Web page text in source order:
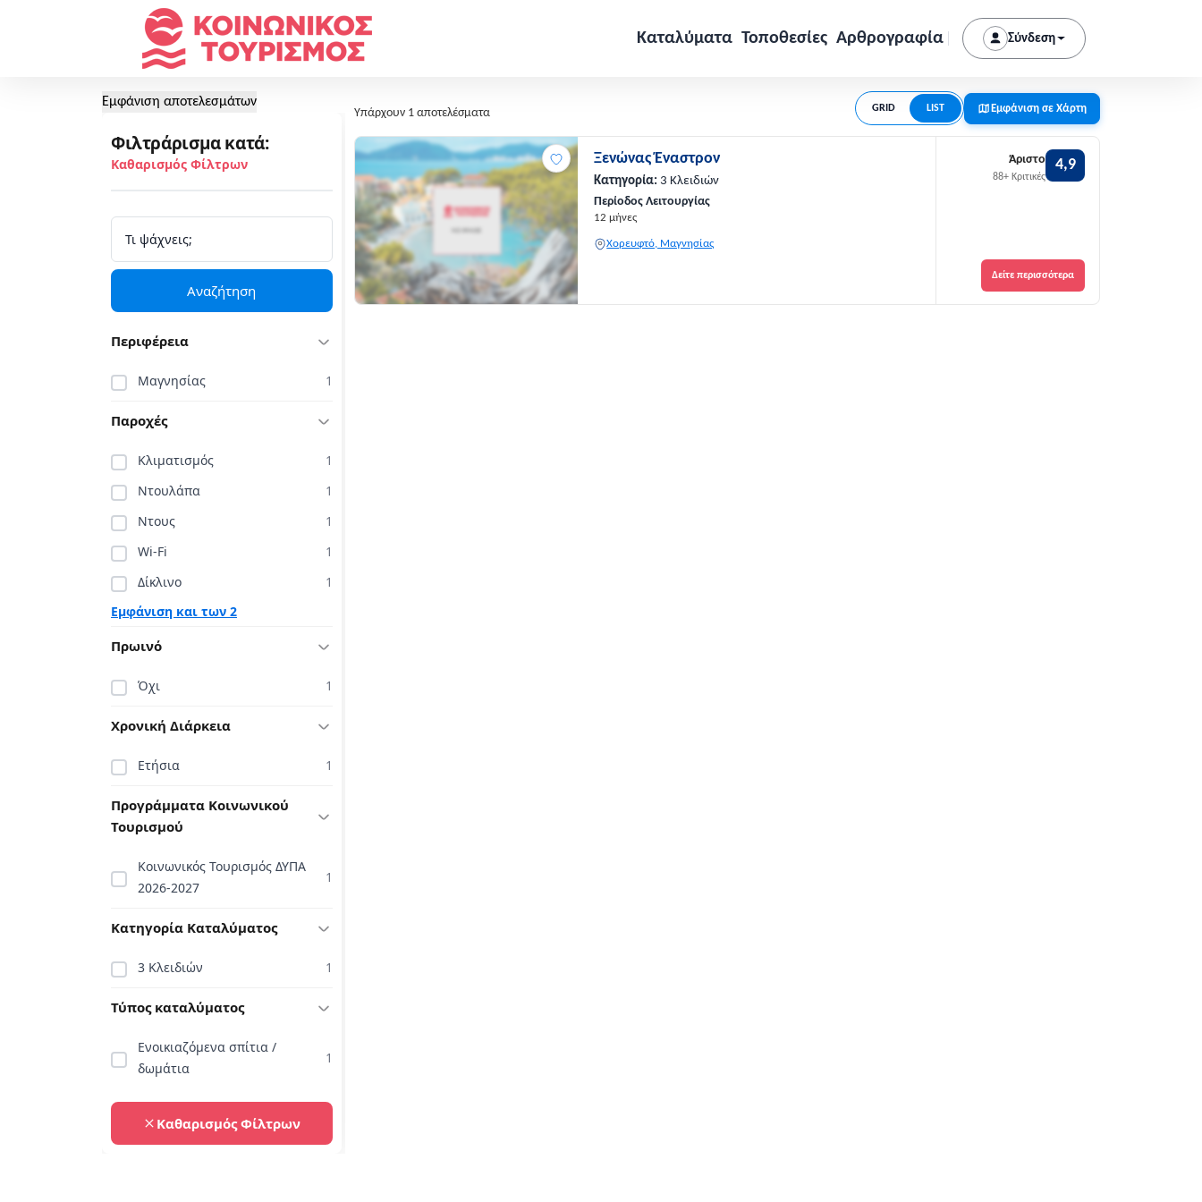
Καταλύματα Τοποθεσίες Αρθρογραφία Σύνδεση
Εμφάνιση αποτελεσμάτων
Φιλτράρισμα κατά:
Καθαρισμός Φίλτρων
Αναζήτηση
Περιφέρεια
Μαγνησίας 1
Παροχές
Κλιματισμός
1
Ντουλάπα
1
Ντους
1
Wi-Fi
1
Δίκλινο
1
Εμφάνιση και των 2
Πρωινό
Όχι 1
Χρονική Διάρκεια
Ετήσια 1
Προγράμματα Κοινωνικού
Τουρισμού
Κοινωνικός Τουρισμός ΔΥΠΑ
2026-2027
1
Κατηγορία Καταλύματος
3 Κλειδιών 1
Τύπος καταλύματος
Ενοικιαζόμενα σπίτια /
δωμάτια
1
Καθαρισμός Φίλτρων
Υπάρχουν 1 αποτελέσματα GRID LIST Εμφάνιση σε Χάρτη
Ξενώνας Έναστρον
Κατηγορία: 3 Κλειδιών
Περίοδος Λειτουργίας
12 μήνες
Χορευφτό, Μαγνησίας
Άριστο
88+ Κριτικές
4,9
Δείτε περισσότερα